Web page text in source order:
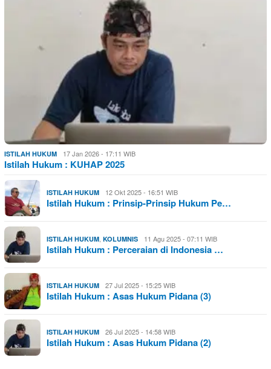
ISTILAH HUKUM 17 Jan 2026 - 17:11 WIB
Istilah Hukum : KUHAP 2025
ISTILAH HUKUM 12 Okt 2025 - 16:51 WIB
Istilah Hukum : Prinsip-Prinsip Hukum Pe…
ISTILAH HUKUM KOLUMNIS 11 Agu 2025 - 07:11 WIB
Istilah Hukum : Perceraian di Indonesia …
ISTILAH HUKUM 27 Jul 2025 - 15:25 WIB
Istilah Hukum : Asas Hukum Pidana (3)
ISTILAH HUKUM 26 Jul 2025 - 14:58 WIB
Istilah Hukum : Asas Hukum Pidana (2)